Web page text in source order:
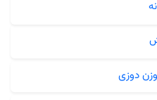
دوزی